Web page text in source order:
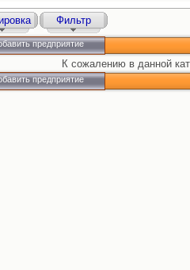
Фильтр
предприятие
К сожалению в данной
предприятие